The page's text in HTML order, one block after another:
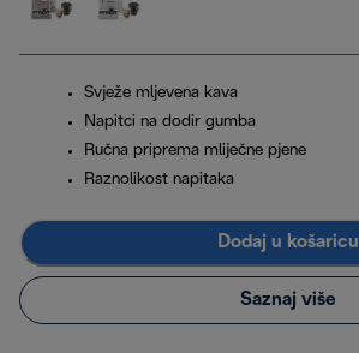
Svježe mljevena kava
Napitci na dodir gumba
Ručna priprema mliječne pjene
Raznolikost napitaka
Dodaj u košaricu
Saznaj više